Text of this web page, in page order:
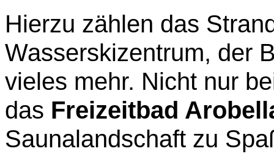
Hierzu zählen das
Wasserskizentrum, der
vieles mehr. Nicht nur
das Freizeitbad
Saunalandschaft zu